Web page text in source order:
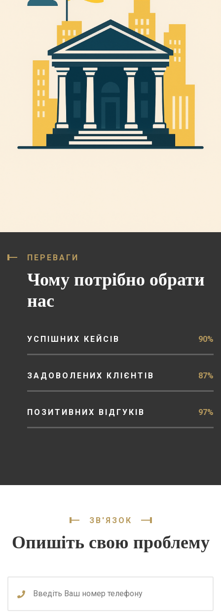
ПЕРЕВАГИ
Чому потрібно обрати
нас
УСПІШНИХ КЕЙСІВ 90%
ЗАДОВОЛЕНИХ КЛІЄНТІВ 87%
ПОЗИТИВНИХ ВІДГУКІВ 97%
ЗВ'ЯЗОК
Опишіть свою проблему